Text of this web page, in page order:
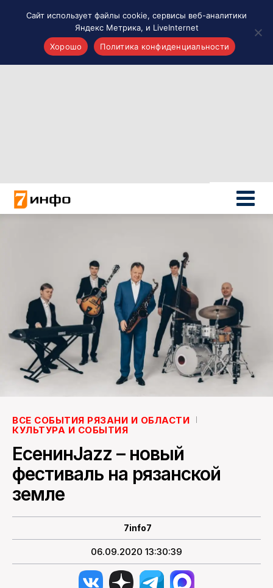
Новости России
Политика
Новости мира
ПОИСК ПО САЙТУ
ВСЕ СОБЫТИЯ РЯЗАНИ И ОБЛАСТИ
КУЛЬТУРА И СОБЫТИЯ
ЕсенинJazz – новый
фестиваль на рязанской
земле
7info7
06.09.2020 13:30:39
Сайт использует файлы cookie, сервисы веб-аналитики
Яндекс Метрика, и LiveInternet
Хорошо
Политика конфиденциальности